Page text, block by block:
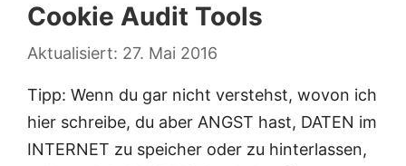
Cookie Audit Tools
27. Mai 2016
Tipp: Wenn du gar nicht verstehst, wovon ich
hier schreibe, du aber ANGST hast, DATEN im
INTERNET zu speicher oder zu hinterlassen,